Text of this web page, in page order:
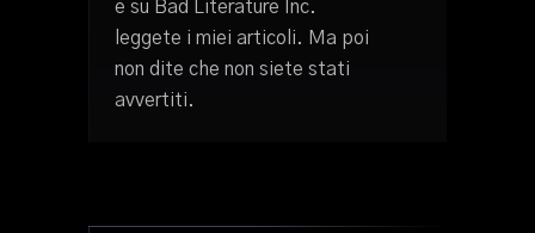
e su Bad Literature Inc.
leggete i miei articoli. Ma poi
non dite che non siete stati
avvertiti.